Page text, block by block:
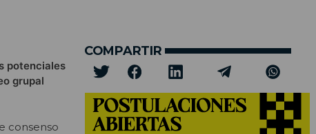
potenciales
grupal
consenso
COMPARTIR